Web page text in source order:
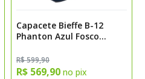
ajuste preciso e
a pilotagem.
Capacete Bieffe B-12
Phanton Azul Fosco
R$ 599,90
R$ 569,90 no pix